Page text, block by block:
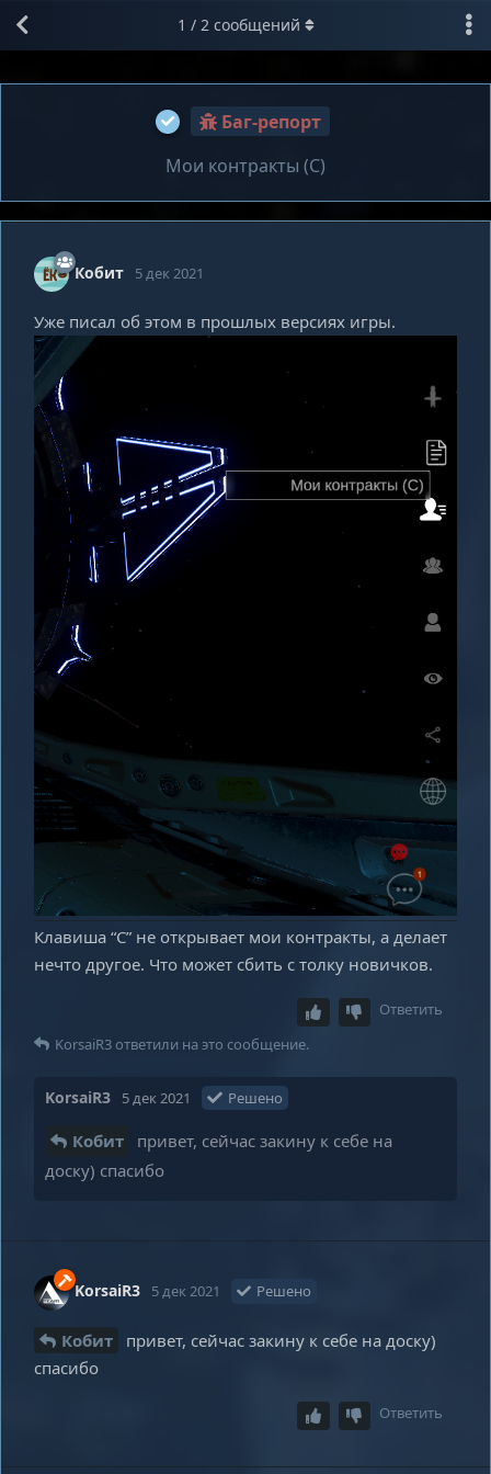
Баг-репорт
Мои контракты (С)
1 / 2сообщений
Кобит 5 дек 2021
Уже писал об этом в прошлых версиях игры.
Клавиша “С” не открывает мои контракты, а делает
нечто другое. Что может сбить с толку новичков.
Ответить
KorsaiR3 ответили на это сообщение.
KorsaiR3 5 дек 2021 Решено
Кобит
привет, сейчас закину к себе на
доску) спасибо
KorsaiR3 5 дек 2021 Решено
Кобит
привет, сейчас закину к себе на доску)
спасибо
Ответить